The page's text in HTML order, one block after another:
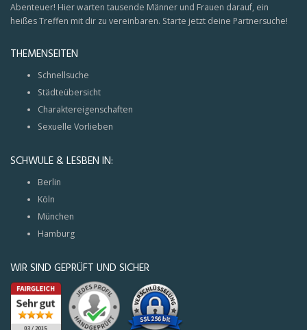
Abenteuer! Hier warten tausende Männer und Frauen darauf, ein
heißes Treffen mit dir zu vereinbaren. Starte jetzt deine Partnersuche!
THEMENSEITEN
Schnellsuche
Städteübersicht
Charaktereigenschaften
Sexuelle Vorlieben
SCHWULE & LESBEN IN:
Berlin
Köln
München
Hamburg
WIR SIND GEPRÜFT UND SICHER